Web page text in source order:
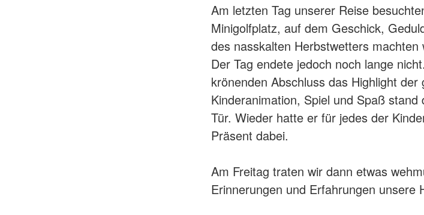
Am letzten Tag unserer Reise
Minigolfplatz, auf dem Geschick,
des nasskalten Herbstwetters
Der Tag endete jedoch noch lange
krönenden Abschluss das Highlight der
Kinderanimation, Spiel und Spaß
Tür. Wieder hatte er für jedes der
Präsent dabei.
Am Freitag traten wir dann etwas
Erinnerungen und Erfahrungen unsere